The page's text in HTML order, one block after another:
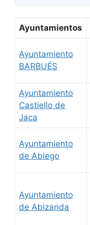
Ayuntamientos
Ayuntamiento
BARBUÉS
Ayuntamiento
Castiello de
Jaca
Ayuntamiento
de Abiego
Ayuntamiento
de Abizanda